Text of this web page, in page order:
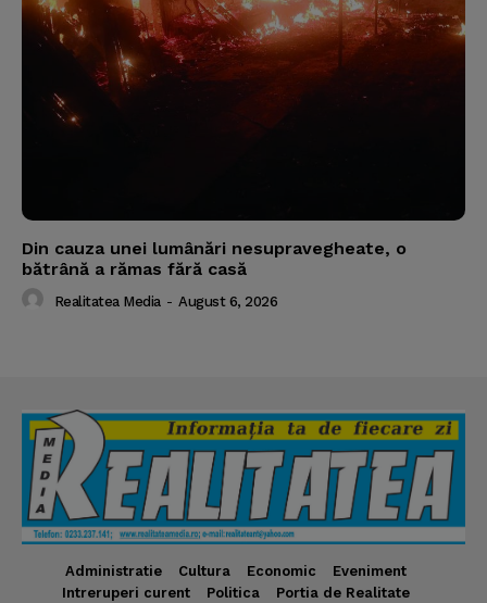
Din cauza unei lumânări nesupravegheate, o
bătrână a rămas fără casă
Realitatea Media - August 6, 2026
Administratie Cultura Economic
Eveniment
Intreruperi curent
Politica
Portia de Realitate